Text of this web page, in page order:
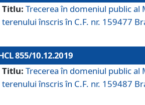
Titlu: Trecerea în domeniul public al
terenului înscris în C.F. nr. 159477
855/10.12.2019
Titlu: Trecerea în domeniul public al
terenului înscris în C.F. nr. 159487